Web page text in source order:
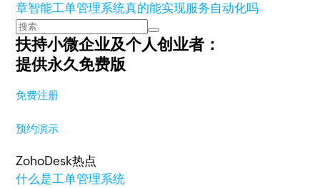
章智能工单管理系统真的能实现服务自动化吗
扶持小微企业及个人创业者：
提供永久免费版
免费注册
预约演示
ZohoDesk热点
什么是工单管理系统